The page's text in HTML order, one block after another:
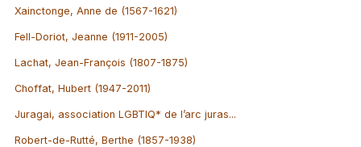
Xainctonge, Anne de (1567-1621)
Fell-Doriot, Jeanne (1911-2005)
Lachat, Jean-François (1807-1875)
Choffat, Hubert (1947-2011)
Juragai, association LGBTIQ* de l’arc juras...
Robert-de-Rutté, Berthe (1857-1938)